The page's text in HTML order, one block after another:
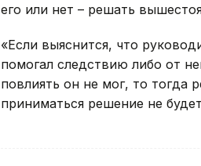
его или нет – решать
«Если выяснится, что
помогал следствию либо от
повлиять он не мог, то тогда
приниматься решение не